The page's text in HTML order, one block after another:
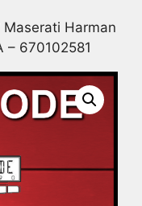
Maserati Harman
– 670102581